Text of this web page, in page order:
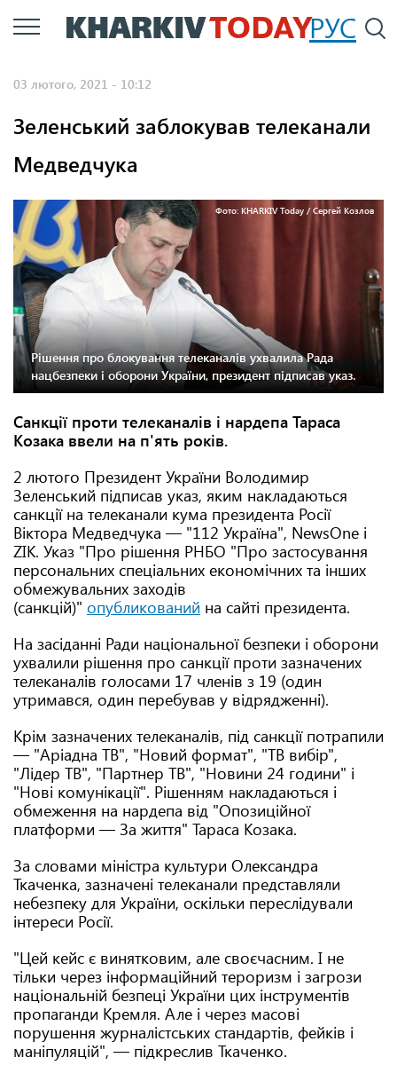
Перейти
до
РУС
03 лютого, 2021 - 10:12
Зеленський заблокував телеканали
Медведчука
Фото: KHARKIV Today / Сергей Козлов
Рішення про блокування телеканалів ухвалила Рада
нацбезпеки і оборони України, президент підписав указ.
Санкції проти телеканалів і нардепа Тараса
Козака ввели на п'ять років.
2 лютого Президент України Володимир
Зеленський підписав указ, яким накладаються
санкції на телеканали кума президента Росії
Віктора Медведчука — "112 Україна", NewsOne і
ZIK. Указ "Про рішення РНБО "Про застосування
персональних спеціальних економічних та інших
обмежувальних заходів
(санкцій)" опубликований на сайті президента.
На засіданні Ради національної безпеки і оборони
ухвалили рішення про санкції проти зазначених
телеканалів голосами 17 членів з 19 (один
утримався, один перебував у відрядженні).
Крім зазначених телеканалів, під санкції потрапили
— "Аріадна ТВ", "Новий формат", "ТВ вибір",
"Лідер ТВ", "Партнер ТВ", "Новини 24 години" і
"Нові комунікації". Рішенням накладаються і
обмеження на нардепа від "Опозиційної
платформи — За життя" Тараса Козака.
За словами міністра культури Олександра
Ткаченка, зазначені телеканали представляли
небезпеку для України, оскільки переслідували
інтереси Росії.
"Цей кейс є винятковим, але своєчасним. І не
тільки через інформаційний тероризм і загрози
національній безпеці України цих інструментів
пропаганди Кремля. Але і через масові
порушення журналістських стандартів, фейків і
маніпуляцій", — підкреслив Ткаченко.